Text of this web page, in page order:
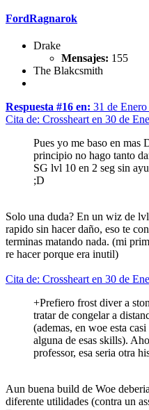
FordRagnarok
Drake
Mensajes: 155
The Blakcsmith
Respuesta #16 en: 31 de
Cita de: Crossheart en 30 de
Pues yo me baso en
principio no hago tanto
SG lvl 10 en 2 seg sin
;D
Solo una duda? En un wiz de
rapido sin hacer daño, eso te
terminas matando nada. (mi
re hacer porque era inutil)
Cita de: Crossheart en 30 de
+Prefiero frost diver a
tratar de congelar a
(ademas, en woe esta
alguna de esas skills).
professor, esa seria otra
Aun buena build de Woe
diferente utilidades (contra un